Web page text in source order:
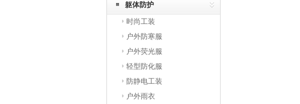
躯体防护
时尚工装
户外防寒服
户外荧光服
轻型防化服
防静电工装
户外雨衣